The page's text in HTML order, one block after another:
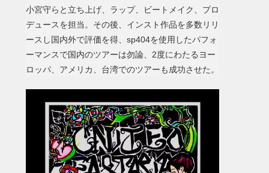
小宮守らと立ち上げ、ラップ、ビートメイク、プロ
デュースを担当。その後、インスト作品を多数リリ
ースし国内外で評価を得、sp404を使用したパフォ
ーマンスで国内のツアーは勿論、2度にわたるヨー
ロッパ、アメリカ、台湾でのツアーも成功させた。